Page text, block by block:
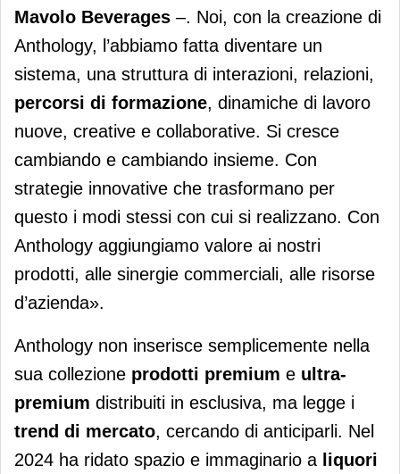
Mavolo Beverages –. Noi, con la creazione di
Anthology, l’abbiamo fatta diventare un
sistema, una struttura di interazioni, relazioni,
percorsi di formazione, dinamiche di lavoro
nuove, creative e collaborative. Si cresce
cambiando e cambiando insieme. Con
strategie innovative che trasformano per
questo i modi stessi con cui si realizzano. Con
Anthology aggiungiamo valore ai nostri
prodotti, alle sinergie commerciali, alle risorse
d’azienda».
Anthology non inserisce semplicemente nella
sua collezione prodotti premium e ultra-
premium distribuiti in esclusiva, ma legge i
trend di mercato, cercando di anticiparli. Nel
2024 ha ridato spazio e immaginario a liquori